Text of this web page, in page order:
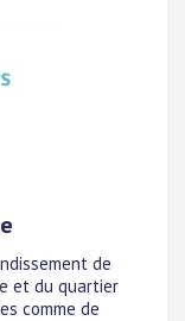
de
et du quartier
comme de